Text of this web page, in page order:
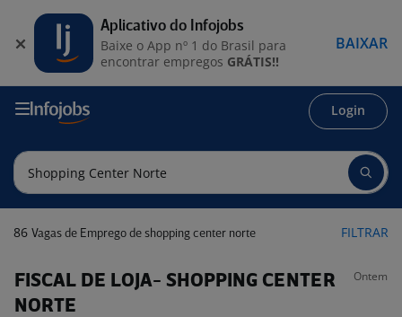
Login
86 Vagas de Emprego de shopping center norte FILTRAR
FISCAL DE LOJA- SHOPPING CENTER
NORTE
Ontem
Aplicativo do Infojobs
Baixe o App nº 1 do Brasil para
encontrar empregos GRÁTIS!!
BAIXAR